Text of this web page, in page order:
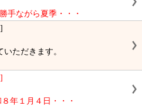
手ながら夏季・・・
ただきます。
年１月４日・・・